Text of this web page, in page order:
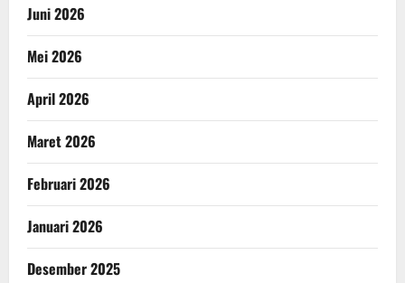
Juni 2026
Mei 2026
April 2026
Maret 2026
Februari 2026
Januari 2026
Desember 2025